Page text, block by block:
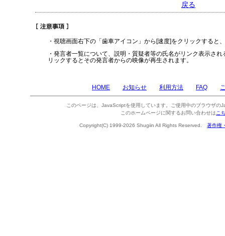
戻る
・視聴画面右下の「歯車アイコン」から[速度]をクリックすると
・発言者一覧について、説明・質疑者等の氏名がリンク表示さ
リックするとその発言者からの映像が再生されます。
HOME お知らせ 利用方法 FAQ
このページは、JavaScriptを使用しています。ご使用中のブラウザの
このホームページに関するお問い合わせは こ
Copyright(C) 1999-2026 Shugiin All Rights Reserved. 著作権